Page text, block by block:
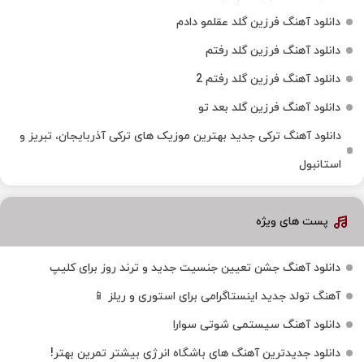
دانلود آهنگ فرزین گلد عقلمو دادم
دانلود آهنگ فرزین گلد رفتم
دانلود آهنگ فرزین گلد رفتم 2
دانلود آهنگ فرزین گلد بعد تو
دانلود آهنگ ترکی جدید بهترین موزیک‌ های ترکی آذربایجان، تبریز و
استانبول
پست های ویژه
دانلود آهنگ جشن تعیین جنسیت جدید و ترند روز برای کلیپ
آهنگ تولد جدید اینستاگرامی برای استوری و ریلز 📱
دانلود آهنگ سیستمی شوتی سوارا
دانلود جدیدترین آهنگ‌ های باشگاه انرژی بیشتر تمرین بهتر!